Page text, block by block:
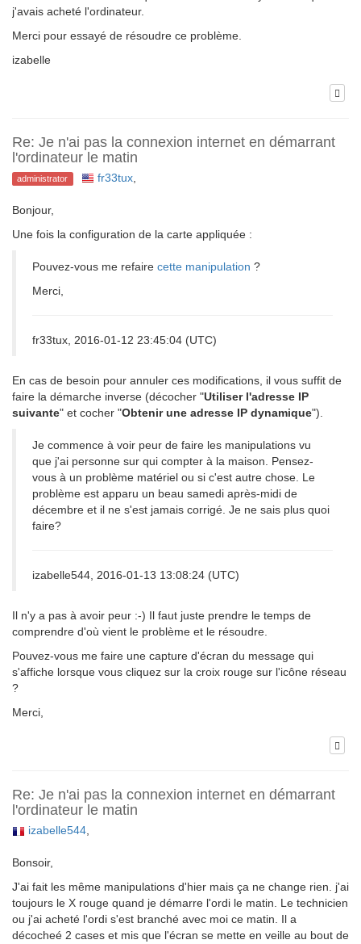
j'avais acheté l'ordinateur.
Merci pour essayé de résoudre ce problème.
izabelle
Re: Je n'ai pas la connexion internet en démarrant
l'ordinateur le matin
administrator fr33tux,
Bonjour,
Une fois la configuration de la carte appliquée :
Pouvez-vous me refaire cette manipulation ?
Merci,
fr33tux, 2016-01-12 23:45:04 (UTC)
En cas de besoin pour annuler ces modifications, il vous suffit de
faire la démarche inverse (décocher "Utiliser l'adresse IP
suivante" et cocher "Obtenir une adresse IP dynamique").
Je commence à voir peur de faire les manipulations vu
que j'ai personne sur qui compter à la maison. Pensez-
vous à un problème matériel ou si c'est autre chose. Le
problème est apparu un beau samedi après-midi de
décembre et il ne s'est jamais corrigé. Je ne sais plus quoi
faire?
izabelle544, 2016-01-13 13:08:24 (UTC)
Il n'y a pas à avoir peur :-) Il faut juste prendre le temps de
comprendre d'où vient le problème et le résoudre.
Pouvez-vous me faire une capture d'écran du message qui
s'affiche lorsque vous cliquez sur la croix rouge sur l'icône réseau
?
Merci,
Re: Je n'ai pas la connexion internet en démarrant
l'ordinateur le matin
izabelle544,
Bonsoir,
J'ai fait les même manipulations d'hier mais ça ne change rien. j'ai
toujours le X rouge quand je démarre l'ordi le matin. Le technicien
ou j'ai acheté l'ordi s'est branché avec moi ce matin. Il a
décocheé 2 cases et mis que l'écran se mette en veille au bout de